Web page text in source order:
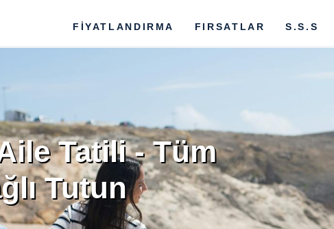
FİYATLANDIRMA FIRSATLAR S.S.S
Tatili - Tüm
Tutun